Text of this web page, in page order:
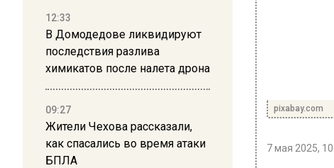
12:33
В Домодедове ликвидируют
последствия разлива
химикатов после налета дрона
09:27
Жители Чехова рассказали,
как спасались во время атаки
БПЛА
pixabay.com
7 мая 2025,